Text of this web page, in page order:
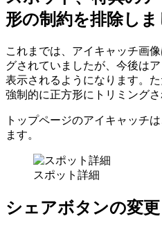
形の制約を排除しま
これまでは、アイキャッチ画
グされていましたが、今後は
表示されるようになります。
強制的に正方形にトリミングさ
トップページのアイキャッチ
ます。
スポット詳細
シェアボタンの変更